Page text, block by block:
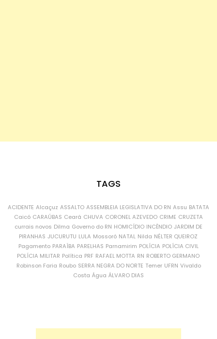
TAGS
ACIDENTE Alcaçuz ASSALTO ASSEMBLEIA LEGISLATIVA DO RN Assu BATATA
Caicó CARAÚBAS Ceará CHUVA CORONEL AZEVEDO CRIME CRUZETA
currais novos Dilma Governo do RN HOMICÍDIO INCÊNDIO JARDIM DE
PIRANHAS JUCURUTU LULA Mossoró NATAL Nilda NÉLTER QUEIROZ
Pagamento PARAÍBA PARELHAS Parnamirim POLÍCIA POLÍCIA CIVIL
POLÍCIA MILITAR Política PRF RAFAEL MOTTA RN ROBERTO GERMANO
Robinson Faria Roubo SERRA NEGRA DO NORTE Temer UFRN Vivaldo
Costa Água ÁLVARO DIAS